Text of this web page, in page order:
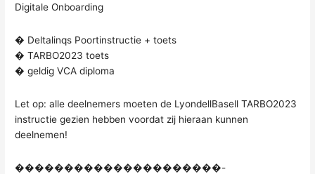
Digitale Onboarding
� Deltalinqs Poortinstructie + toets
� TARBO2023 toets
� geldig VCA diploma
Let op: alle deelnemers moeten de LyondellBasell TARBO2023
instructie gezien hebben voordat zij hieraan kunnen
deelnemen!
���������������������-